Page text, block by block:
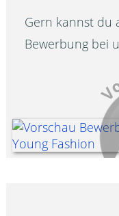
Gern kannst du
Bewerbung bei